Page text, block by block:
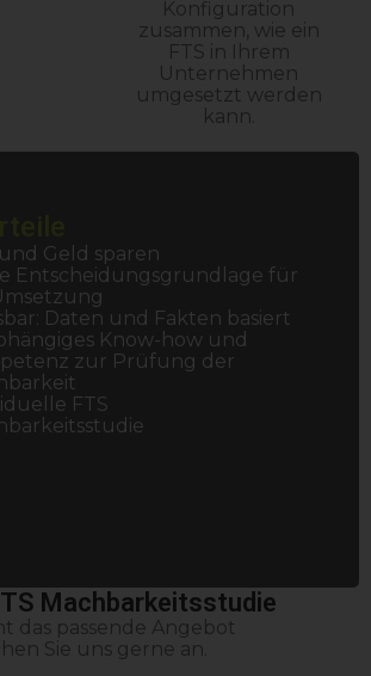
Konfiguration
zusammen, wie ein
FTS in Ihrem
Unternehmen
umgesetzt werden
kann.
Geld sparen
Entscheidungsgrundlage für
Daten und Fakten basiert
Know-how und
zur Prüfung der
FTS
Machbarkeitsstudie
das passende Angebot
Sie uns gerne an.